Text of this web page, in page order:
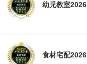
幼児教室2026
食材宅配2026